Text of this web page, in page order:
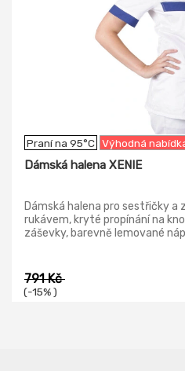
Praní na 95°C Výhodná
Dámská halena XENIE
Dámská halena pro sestřičky
rukávem, kryté propínání na
záševky, barevně lemované
791 Kč
(-15% )